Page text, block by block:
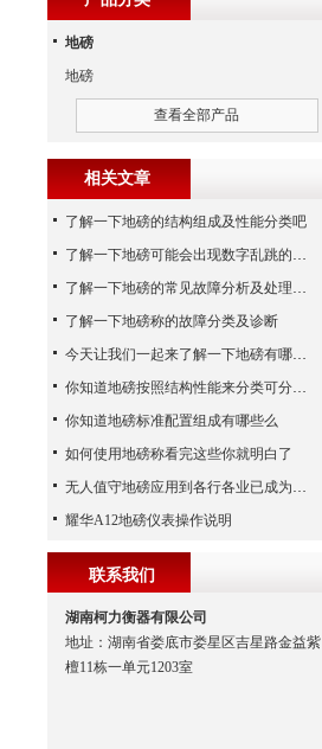
地磅
地磅
查看全部产品
相关文章
了解一下地磅的结构组成及性能分类吧
了解一下地磅可能会出现数字乱跳的原因
了解一下地磅的常见故障分析及处理方法
了解一下地磅称的故障分类及诊断
今天让我们一起来了解一下地磅有哪些特点吧
你知道地磅按照结构性能来分类可分为哪些么
你知道地磅标准配置组成有哪些么
如何使用地磅称看完这些你就明白了
无人值守地磅应用到各行各业已成为称重历史发展的潮流
耀华A12地磅仪表操作说明
联系我们
湖南柯力衡器有限公司
地址：湖南省娄底市娄星区吉星路金益紫
檀11栋一单元1203室